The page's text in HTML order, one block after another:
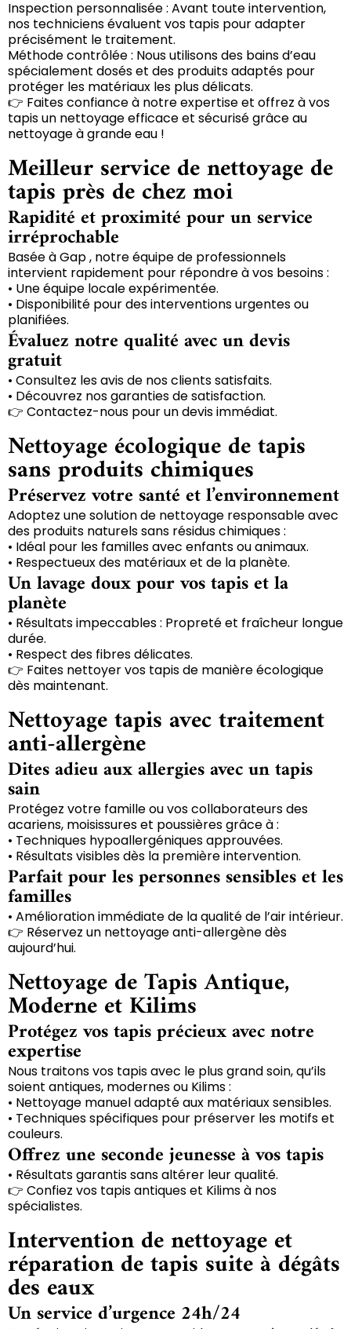
Inspection personnalisée : Avant toute intervention,
nos techniciens évaluent vos tapis pour adapter
précisément le traitement.
Méthode contrôlée : Nous utilisons des bains d’eau
spécialement dosés et des produits adaptés pour
protéger les matériaux les plus délicats.
👉 Faites confiance à notre expertise et offrez à vos
tapis un nettoyage efficace et sécurisé grâce au
nettoyage à grande eau !
Meilleur service de nettoyage de
tapis près de chez moi
Rapidité et proximité pour un service
irréprochable
Basée à Gap , notre équipe de professionnels
intervient rapidement pour répondre à vos besoins :
• Une équipe locale expérimentée.
• Disponibilité pour des interventions urgentes ou
planifiées.
Évaluez notre qualité avec un devis
gratuit
• Consultez les avis de nos clients satisfaits.
• Découvrez nos garanties de satisfaction.
👉 Contactez-nous pour un devis immédiat.
Nettoyage écologique de tapis
sans produits chimiques
Préservez votre santé et l’environnement
Adoptez une solution de nettoyage responsable avec
des produits naturels sans résidus chimiques :
• Idéal pour les familles avec enfants ou animaux.
• Respectueux des matériaux et de la planète.
Un lavage doux pour vos tapis et la
planète
• Résultats impeccables : Propreté et fraîcheur longue
durée.
• Respect des fibres délicates.
👉 Faites nettoyer vos tapis de manière écologique
dès maintenant.
Nettoyage tapis avec traitement
anti-allergène
Dites adieu aux allergies avec un tapis
sain
Protégez votre famille ou vos collaborateurs des
acariens, moisissures et poussières grâce à :
• Techniques hypoallergéniques approuvées.
• Résultats visibles dès la première intervention.
Parfait pour les personnes sensibles et les
familles
• Amélioration immédiate de la qualité de l’air intérieur.
👉 Réservez un nettoyage anti-allergène dès
aujourd’hui.
Nettoyage de Tapis Antique,
Moderne et Kilims
Protégez vos tapis précieux avec notre
expertise
Nous traitons vos tapis avec le plus grand soin, qu’ils
soient antiques, modernes ou Kilims :
• Nettoyage manuel adapté aux matériaux sensibles.
• Techniques spécifiques pour préserver les motifs et
couleurs.
Offrez une seconde jeunesse à vos tapis
• Résultats garantis sans altérer leur qualité.
👉 Confiez vos tapis antiques et Kilims à nos
spécialistes.
Intervention de nettoyage et
réparation de tapis suite à dégâts
des eaux
Un service d’urgence 24h/24